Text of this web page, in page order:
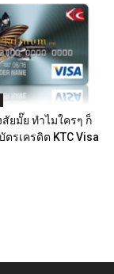
สัยมั๊ย ทำไมใครๆ ก็
ตรเครดิต KTC Visa